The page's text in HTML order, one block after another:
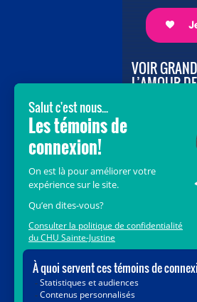
VOIR
L’AMOUR
vous au
Voir Grand,
soignantes
science et
pour que
Justine.
pour leur
Merci de voir